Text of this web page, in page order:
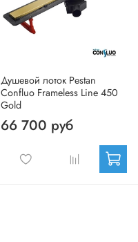
Душевой лоток Pestan
Confluo Frameless Line 450
Gold
66 700 руб